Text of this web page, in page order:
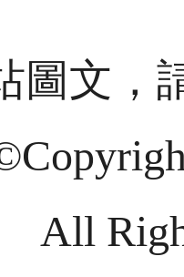
圖文，
All